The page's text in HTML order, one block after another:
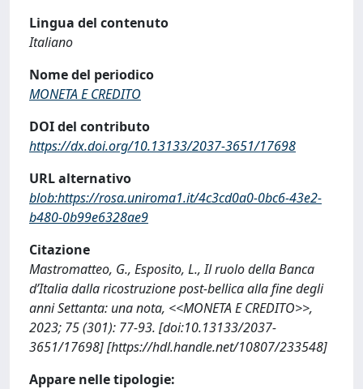
Lingua del contenuto
Italiano
Nome del periodico
MONETA E CREDITO
DOI del contributo
https://dx.doi.org/10.13133/2037-3651/17698
URL alternativo
blob:https://rosa.uniroma1.it/4c3cd0a0-0bc6-43e2-
b480-0b99e6328ae9
Citazione
Mastromatteo, G., Esposito, L., Il ruolo della Banca
d’Italia dalla ricostruzione post-bellica alla fine degli
anni Settanta: una nota, <<MONETA E CREDITO>>,
2023; 75 (301): 77-93. [doi:10.13133/2037-
3651/17698] [https://hdl.handle.net/10807/233548]
Appare nelle tipologie: